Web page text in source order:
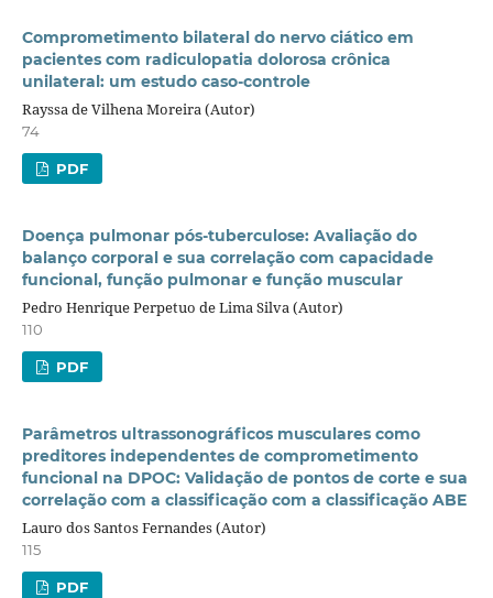
Comprometimento bilateral do nervo ciático em
pacientes com radiculopatia dolorosa crônica
unilateral: um estudo caso-controle
Rayssa de Vilhena Moreira (Autor)
74
PDF
Doença pulmonar pós-tuberculose: Avaliação do
balanço corporal e sua correlação com capacidade
funcional, função pulmonar e função muscular
Pedro Henrique Perpetuo de Lima Silva (Autor)
110
PDF
Parâmetros ultrassonográficos musculares como
preditores independentes de comprometimento
funcional na DPOC: Validação de pontos de corte e sua
correlação com a classificação com a classificação ABE
Lauro dos Santos Fernandes (Autor)
115
PDF